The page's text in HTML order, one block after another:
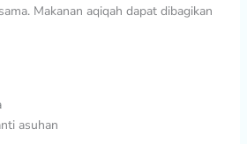
Makanan aqiqah dapat dibagikan
asuhan